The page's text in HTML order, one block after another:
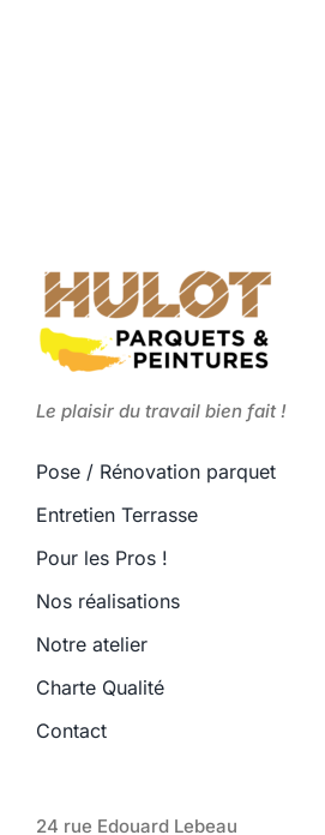
Le plaisir du travail bien fait !
Pose / Rénovation parquet
Entretien Terrasse
Pour les Pros !
Nos réalisations
Notre atelier
Charte Qualité
Contact
24 rue Edouard Lebeau